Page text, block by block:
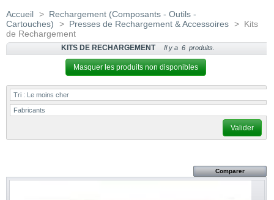
Accueil > Rechargement (Composants - Outils -
Cartouches)
> Presses de Rechargement & Accessoires > Kits
de Rechargement
KITS DE RECHARGEMENT Il y a 6 produits.
Masquer les produits non disponibles
Tri : Le moins cher
Fabricants
Valider